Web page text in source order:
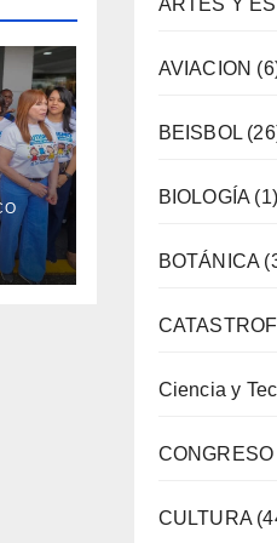
AVIACION
BEISBOL
BIOLOGÍA (1)
BOTÁNICA
Ciencia y
CULTURA